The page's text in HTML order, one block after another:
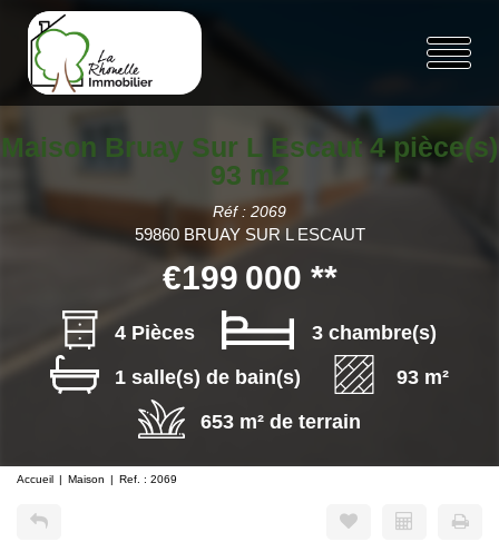
Maison Bruay Sur L Escaut 4 pièce(s)
93 m2
Réf : 2069
59860 BRUAY SUR L ESCAUT
€199 000 **
4 Pièces
3 chambre(s)
1 salle(s) de bain(s)
93 m²
653 m² de terrain
Accueil Maison Ref. : 2069